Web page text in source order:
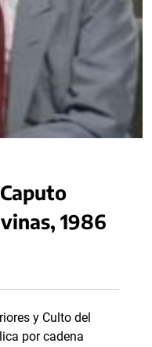
1986
y Culto del
por cadena